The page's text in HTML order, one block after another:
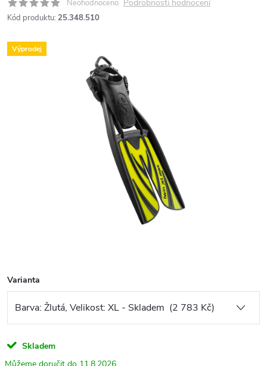
Neohodnoceno Podrobnosti hodnocení
Kód produktu: 25.348.510
Výprodej
Varianta
Skladem
11.8.2026